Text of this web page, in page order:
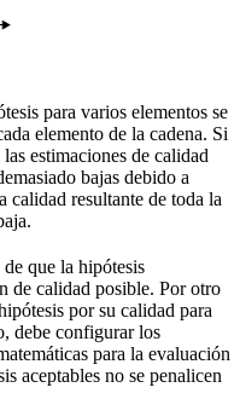
para varios elementos se
elemento de la cadena. Si
estimaciones de calidad
bajas debido a
calidad resultante de toda la
que la hipótesis
de calidad posible. Por otro
por su calidad para
debe configurar los
para la evaluación
aceptables no se penalicen